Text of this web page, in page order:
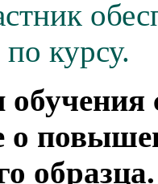
курсу.
о
образца.